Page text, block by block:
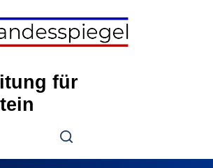
für
Search